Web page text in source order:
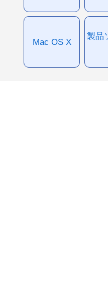
Mac OS X
製品